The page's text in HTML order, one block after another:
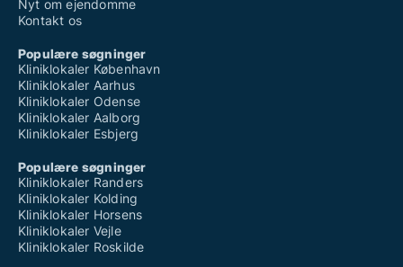
Nyt om ejendomme
Kontakt os
Populære søgninger
Kliniklokaler København
Kliniklokaler Aarhus
Kliniklokaler Odense
Kliniklokaler Aalborg
Kliniklokaler Esbjerg
Populære søgninger
Kliniklokaler Randers
Kliniklokaler Kolding
Kliniklokaler Horsens
Kliniklokaler Vejle
Kliniklokaler Roskilde